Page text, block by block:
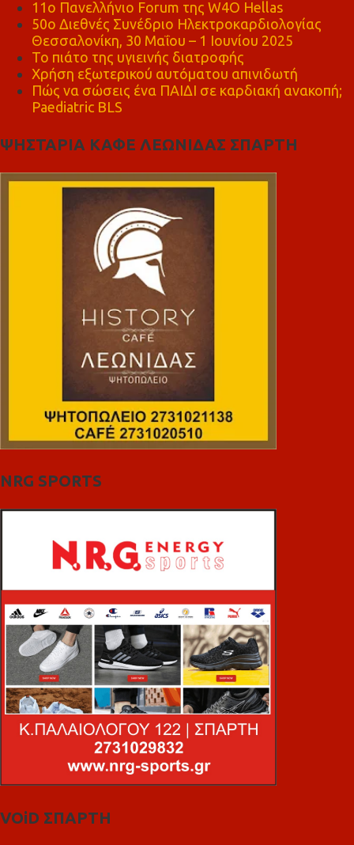
11ο Πανελλήνιο Forum της W4O Hellas
50ο Διεθνές Συνέδριο Ηλεκτροκαρδιολογίας
Θεσσαλονίκη, 30 Μαΐου – 1 Ιουνίου 2025
Το πιάτο της υγιεινής διατροφής
Χρήση εξωτερικού αυτόματου απινιδωτή
Πώς να σώσεις ένα ΠΑΙΔΙ σε καρδιακή ανακοπή;
Paediatric BLS
ΨΗΣΤΑΡΙΑ ΚΑΦΕ ΛΕΩΝΙΔΑΣ ΣΠΑΡΤΗ
NRG SPORTS
VOiD ΣΠΑΡΤΗ